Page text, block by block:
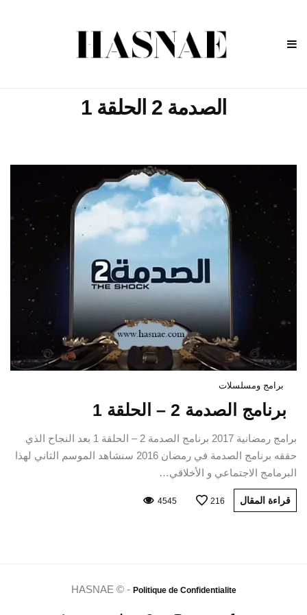
الصدمة 2 الحلقة 1
برامج ومسلسلات
برنامج الصدمة 2 – الحلقة 1
برامج رمضانية 2017 برنامج الصدمة 2 – الحلقة 1 بعد النجاح الذي
حققه برنامج الصدمة في رمضان 2016 سنشاهد الموسم الثاني لهذا
البرمامج الاجتماعي و الأخلاقي…
قراءة المقال 216
4545
HASNAE © - Politique de Confidentialite